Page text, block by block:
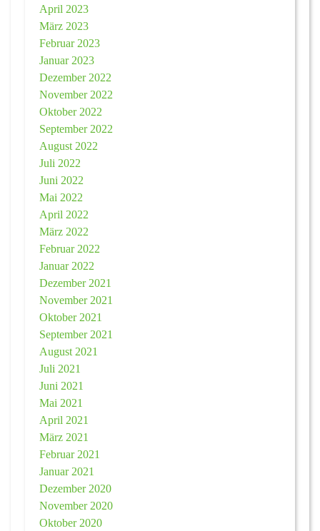
April 2023
März 2023
Februar 2023
Januar 2023
Dezember 2022
November 2022
Oktober 2022
September 2022
August 2022
Juli 2022
Juni 2022
Mai 2022
April 2022
März 2022
Februar 2022
Januar 2022
Dezember 2021
November 2021
Oktober 2021
September 2021
August 2021
Juli 2021
Juni 2021
Mai 2021
April 2021
März 2021
Februar 2021
Januar 2021
Dezember 2020
November 2020
Oktober 2020